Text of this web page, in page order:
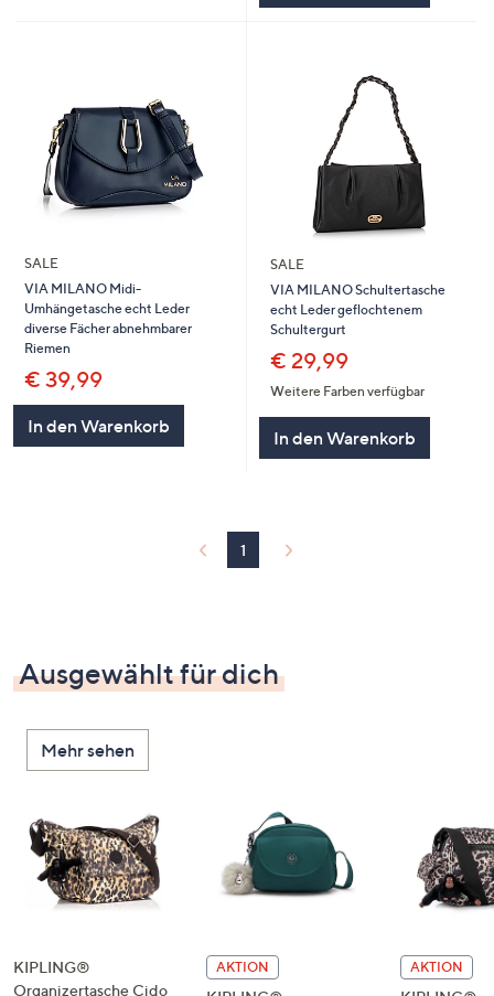
SALE
VIA MILANO Midi-
Umhängetasche echt Leder
diverse Fächer abnehmbarer
Riemen
€ 39,99
In den Warenkorb
SALE
VIA MILANO Schultertasche
echt Leder geflochtenem
Schultergurt
€ 29,99
Weitere Farben verfügbar
In den Warenkorb
1
Ausgewählt für dich
Mehr sehen
KIPLING®
Organizertasche Cido
AKTION AKTION